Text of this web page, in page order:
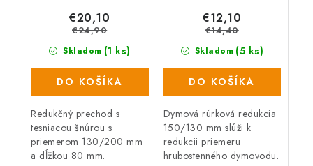
Skladom (1 ks)
€20,10
€24,90
DO KOŠÍKA
Redukčný prechod s
tesniacou šnúrou s
priemerom 130/200 mm
a dĺžkou 80 mm.
Skladom (5 ks)
€12,10
€14,40
DO KOŠÍKA
Dymová rúrková redukcia
150/130 mm slúži k
redukcii priemeru
hrubostenného dymovodu.